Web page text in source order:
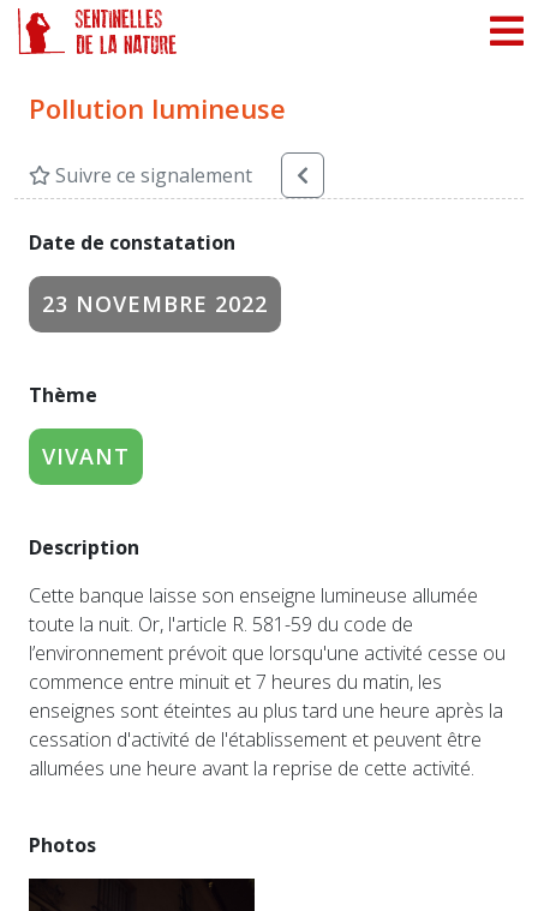
Pollution lumineuse
Suivre ce signalement
Date de constatation
23 NOVEMBRE 2022
Thème
VIVANT
Description
Cette banque laisse son enseigne lumineuse allumée
toute la nuit. Or, l'article R. 581-59 du code de
l’environnement prévoit que lorsqu'une activité cesse ou
commence entre minuit et 7 heures du matin, les
enseignes sont éteintes au plus tard une heure après la
cessation d'activité de l'établissement et peuvent être
allumées une heure avant la reprise de cette activité.
Photos
Panneau de gestion des cookies